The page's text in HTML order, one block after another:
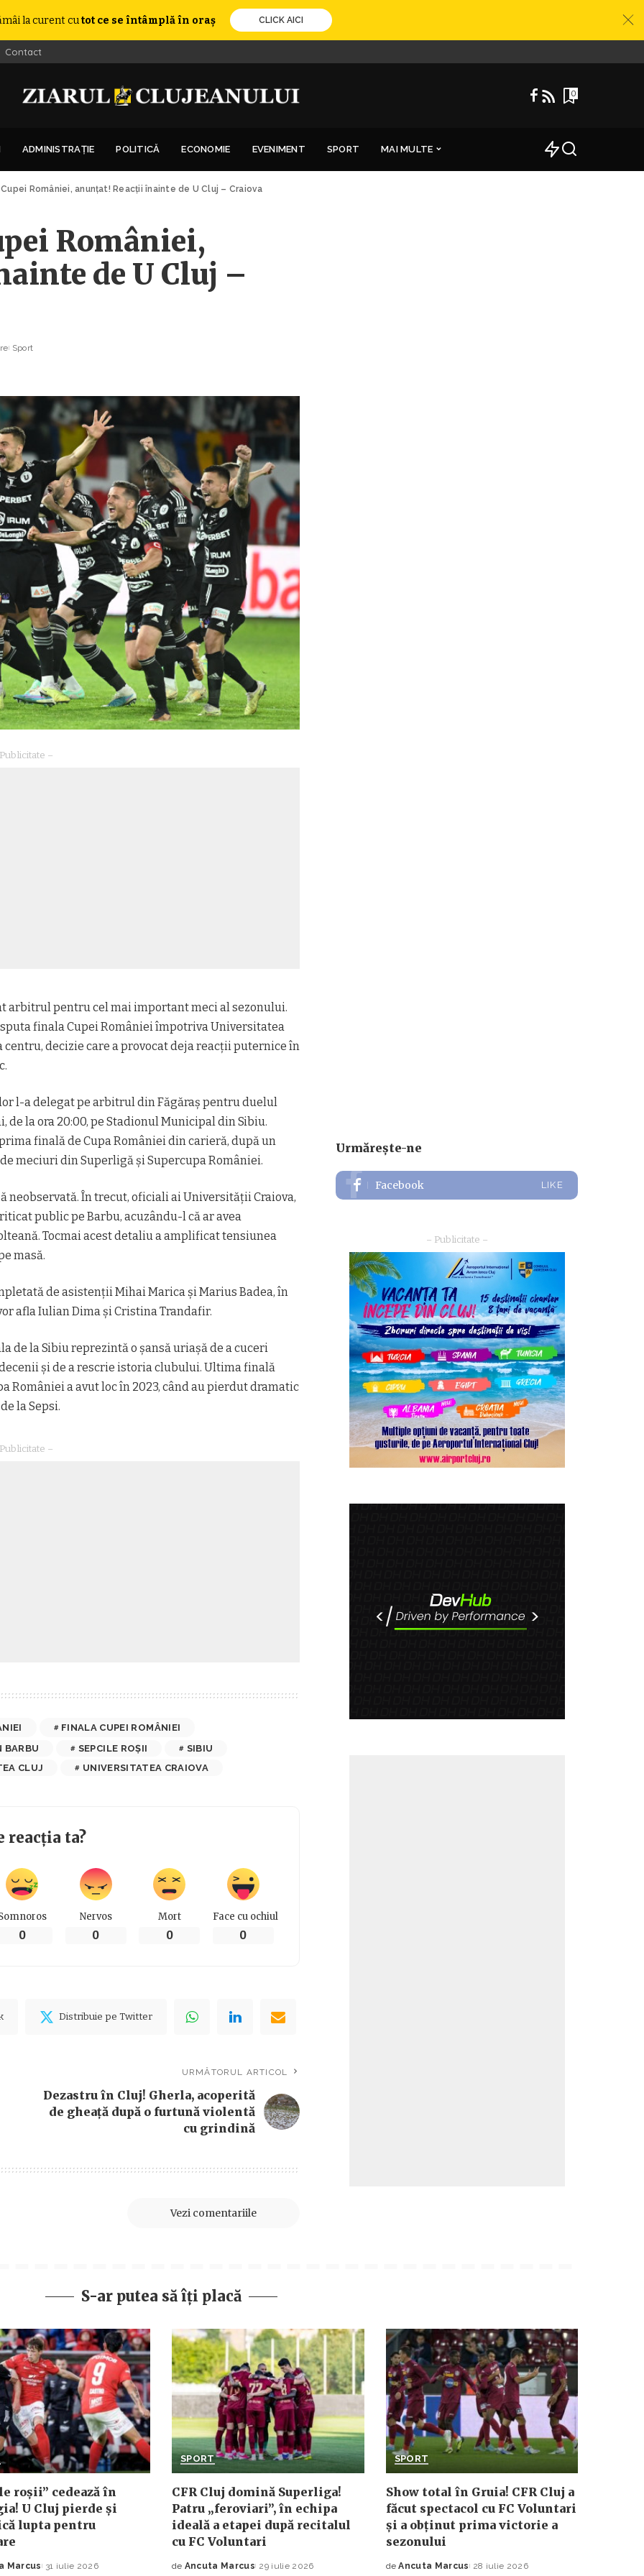
la curent cutot ce se întâmplă în oraș CLICK AICI
Contact
0
ADMINISTRAȚIE POLITICĂ ECONOMIE EVENIMENT SPORT MAI MULTE
României, anunțat! Reacții înainte de U Cluj – Craiova
României,
de U Cluj –
Sport
–
arbitrul pentru cel mai important meci al sezonului.
finala Cupei României împotrivaUniversitatea
centru, decizie care a provocat deja reacții puternice în
l-a delegat pe arbitrul din Făgăraș pentru duelul
de la ora 20:00, pe Stadionul Municipal din Sibiu.
finală de Cupa României din carieră, după un
meciuri din Superligă și Supercupa României.
neobservată. În trecut, oficiali ai Universității Craiova,
public pe Barbu, acuzându-l că ar avea
Tocmai acest detaliu a amplificat tensiunea
masă.
de asistenții Mihai Marica și Marius Badea, în
afla Iulian Dima și Cristina Trandafir.
de la Sibiu reprezintă o șansă uriașă de a cuceri
și de a rescrie istoria clubului. Ultima finală
României a avut loc în 2023, când au pierdut dramatic
la Sepsi.
–
FINALA CUPEI ROMÂNIEI
BARBU
SEPCILE ROȘII
SIBIU
CLUJ
UNIVERSITATEA CRAIOVA
reacția ta?
0
Nervos
0
Mort
0
Face cu ochiul
0
Distribuie pe Twitter
URMĂTORUL ARTICOL
Dezastru în Cluj! Gherla, acoperită
de gheață după o furtună violentă
cu grindină
Vezi comentariile
Urmărește-ne
Facebook LIKE
– Publicitate –
S-ar putea să îți placă
roșii” cedează în
U Cluj pierde și
lupta pentru
Marcus 31 iulie 2026
SPORT
CFR Cluj domină Superliga!
Patru „feroviari”, în echipa
ideală a etapei după recitalul
cu FC Voluntari
Posted
de Ancuta Marcus 29 iulie 2026
SPORT
Show total în Gruia! CFR Cluj a
făcut spectacol cu FC Voluntari
și a obținut prima victorie a
sezonului
Posted
de Ancuta Marcus 28 iulie 2026